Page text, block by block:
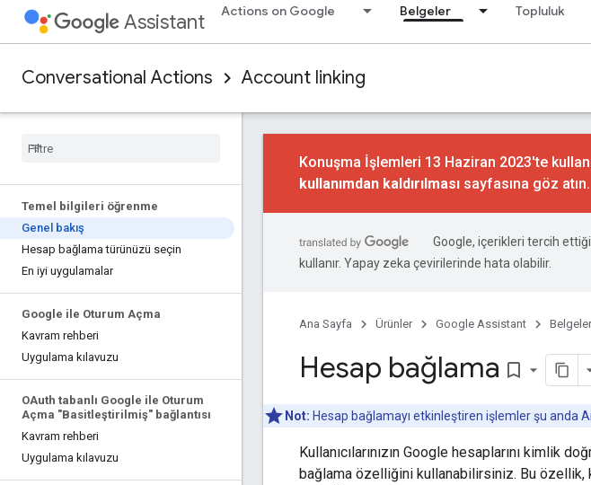
Assistant Actions on Google Belgeler Topluluk
Conversational Actions Account linking
Temel bilgileri öğrenme
Genel bakış
Hesap bağlama türünüzü seçin
En iyi uygulamalar
Google ile Oturum Açma
Kavram rehberi
Uygulama kılavuzu
OAuth tabanlı Google ile Oturum
Açma "Basitleştirilmiş" bağlantısı
Kavram rehberi
Uygulama kılavuzu
Konuşma İşlemleri 13 Haziran 2023'te
kullanımdan kaldırılması sayfasına göz atın.
Google, içerikleri tercih
kullanır. Yapay zeka çevirilerinde hata olabilir.
Ana Sayfa Ürünler Google Assistant Belgeler
Hesap bağlama bookmark_border
Not: Hesap bağlamayı etkinleştiren işlemler şu anda
Kullanıcılarınızın Google hesaplarını kimlik
bağlama özelliğini kullanabilirsiniz. Bu özellik,